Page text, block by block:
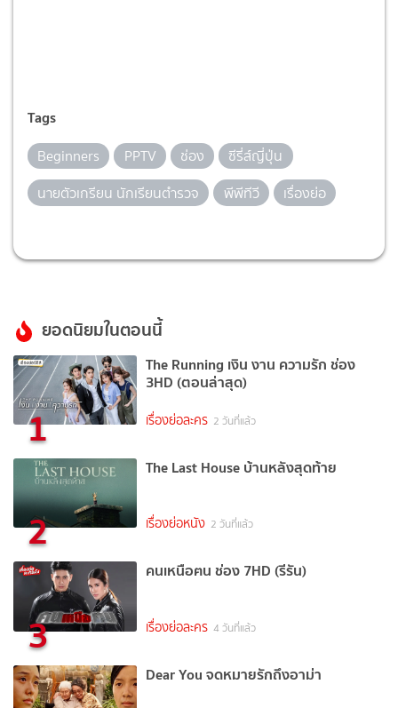
Tags
Beginners PPTV ช่อง
ซีรี่ส์ญี่ปุ่น
นายตัวเกรียน นักเรียนตำรวจ
พีพีทีวี เรื่องย่อ
ยอดนิยมในตอนนี้
1
The Running เงิน งาน ความรัก ช่อง
3HD (ตอนล่าสุด)
เรื่องย่อละคร 2 วันที่แล้ว
2
The Last House บ้านหลังสุดท้าย
เรื่องย่อหนัง 2 วันที่แล้ว
3
คนเหนือฅน ช่อง 7HD (รีรัน)
เรื่องย่อละคร 4 วันที่แล้ว
Dear You จดหมายรักถึงอาม่า